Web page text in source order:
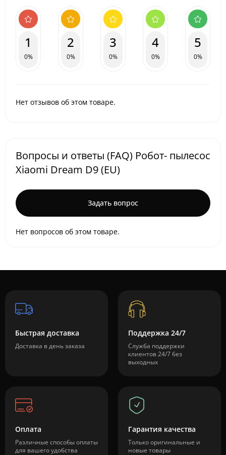
1
0%
2
0%
3
0%
4
0%
5
0%
Нет отзывов об этом товаре.
Вопросы и ответы (FAQ) Робот- пылесос
Xiaomi Dream D9 (EU)
Задать вопрос
Нет вопросов об этом товаре.
Быстрая доставка
Доставка в день заказа
Поддержка 24/7
Служба поддержки
клиентов 24/7 без
выходных
Оплата
Различные способы оплаты
для вашего удобства
Гарантия качества
Только оригинальные и
новые товары